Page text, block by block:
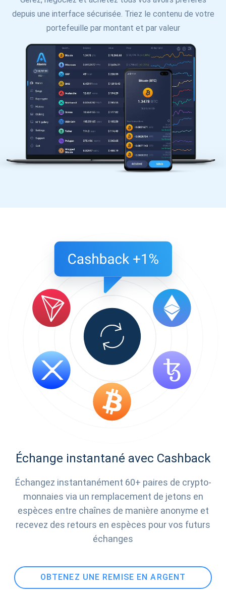
depuis une interface sécurisée. Triez le contenu de votre
portefeuille par montant et par valeur
Échange instantané avec Cashback
Échangez instantanément 60+ paires de crypto-
monnaies via un remplacement de jetons en
espèces entre chaînes de manière anonyme et
recevez des retours en espèces pour vos futurs
échanges
OBTENEZ UNE REMISE EN ARGENT